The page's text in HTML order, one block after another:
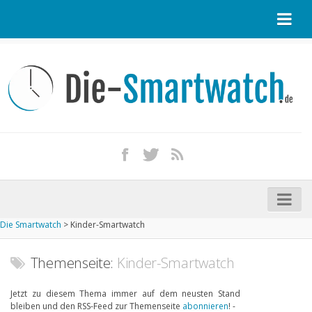
Kontakt / Tipp geben
Impressum
iPhone kaufen
Startseite
Aktuelle Smartwatches im Test
Die Smartwatch > Kinder-Smartwatch
Themenseite: Kinder-Smartwatch
Jetzt zu diesem Thema immer auf dem neusten Stand
bleiben und den RSS-Feed zur Themenseite abonnieren! -